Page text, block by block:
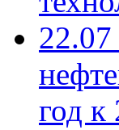
год к